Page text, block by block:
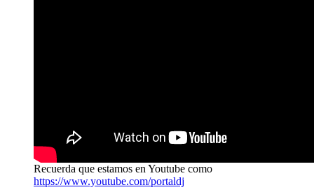
Recuerda que estamos en Youtube como
https://www.youtube.com/portaldj